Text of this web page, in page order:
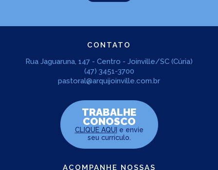
CONTATO
Rua Jaguaruna, 147 - Centro - Joinville/SC (Cúria)
(47) 3451-3700
pastoral@arquijoinville.com.br
TRABALHE
CONOSCO
CLIQUE AQUI e envie
seu curriculo.
ACOMPANHE NOSSAS